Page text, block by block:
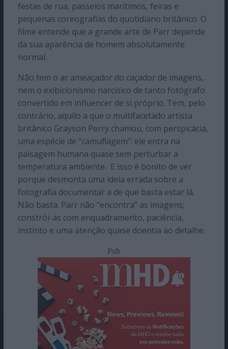
festas de rua, passeios marítimos, feiras e
pequenas coreografias do quotidiano britânico. O
filme entende que a grande arte de Parr depende
da sua aparência de homem absolutamente
normal.
Não tem o ar ameaçador do caçador de imagens,
nem o exibicionismo narcísico de tanto fotógrafo
convertido em influencer de si próprio. Tem, pelo
contrário, aquilo a que o multifacetado artista
britânico Grayson Perry chamou, com perspicácia,
uma espécie de “camuflagem”: ele entra na
paisagem humana quase sem perturbar a
temperatura ambiente. E isso é bonito de ver
porque desmonta uma ideia errada sobre a
fotografia documental: a de que basta estar lá.
Não basta. Parr não “encontra” as imagens;
constrói-as com enquadramento, paciência,
instinto e uma atenção quase doentia ao detalhe.
Pub